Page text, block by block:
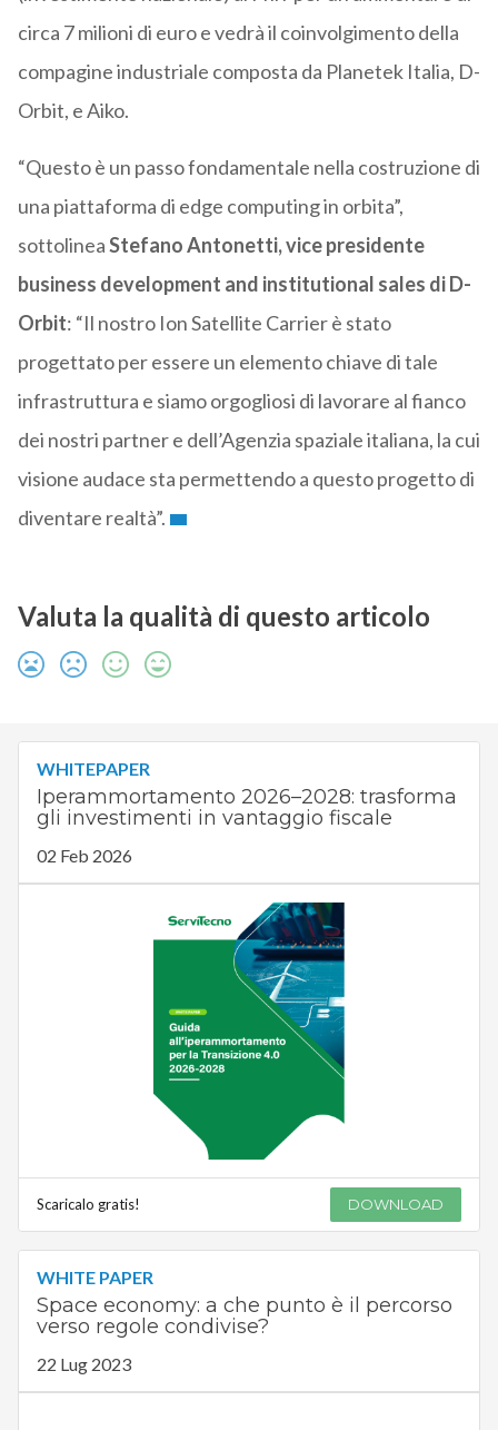
circa 7 milioni di euro e vedrà il coinvolgimento della
compagine industriale composta da Planetek Italia, D-
Orbit, e Aiko.
“Questo è un passo fondamentale nella costruzione di
una piattaforma di edge computing in orbita”,
sottolineaStefano Antonetti, vice presidente
business development and institutional sales di D-
Orbit: “Il nostro Ion Satellite Carrier è stato
progettato per essere un elemento chiave di tale
infrastruttura e siamo orgogliosi di lavorare al fianco
dei nostri partner e dell’Agenzia spaziale italiana, la cui
visione audace sta permettendo a questo progetto di
diventare realtà”.
Valuta la qualità di questo articolo
WHITEPAPER
Iperammortamento 2026–2028: trasforma
gli investimenti in vantaggio fiscale
02 Feb 2026
Scaricalo gratis! DOWNLOAD
WHITE PAPER
Space economy: a che punto è il percorso
verso regole condivise?
22 Lug 2023